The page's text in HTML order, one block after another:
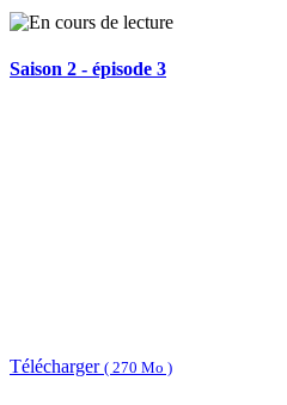
Saison 2 - épisode 3
Télécharger ( 270 Mo )